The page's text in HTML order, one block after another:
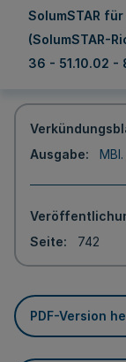
SolumSTAR
(SolumSTAR-
36 - 51.10.02 -
Ausgabe
Seite
742
PDF-Version